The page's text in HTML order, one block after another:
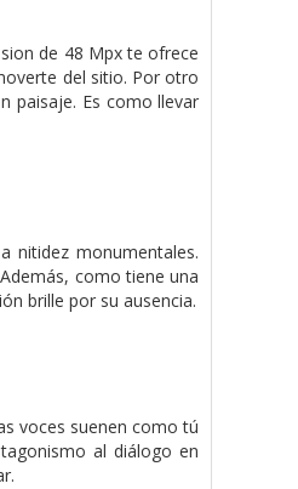
de 48 Mpx te ofrece
del sitio. Por otro
paisaje. Es como llevar
nitidez monumentales.
como tiene una
brille por su ausencia.
voces suenen como tú
al diálogo en